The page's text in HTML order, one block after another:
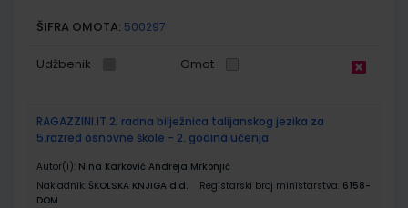
ŠIFRA OMOTA: 500297
Udžbenik Omot
RAGAZZINI.IT 2; radna bilježnica talijanskog jezika za
5.razred osnovne škole - 2. godina učenja
Autor(i): Nina Karković Andreja Mrkonjić
Nakladnik: ŠKOLSKA KNJIGA d.d. Registarski broj ministarstva: 6158-
DOM